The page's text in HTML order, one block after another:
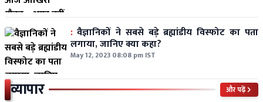
: वैज्ञानिकों ने सबसे बड़े ब्रह्मांडीय विस्फोट का पता
लगाया, जानिए क्या कहा?
May 12, 2023 08:08 pm IST
व्यापार और पढ़ें